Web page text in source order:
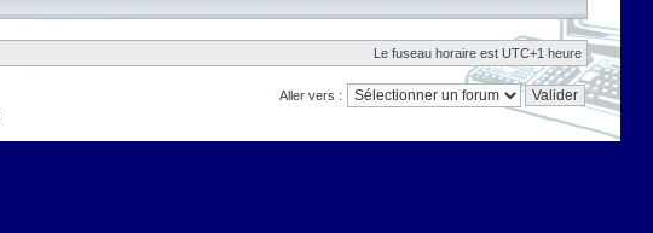
Le fuseau horaire est UTC+1 heure
Aller vers :